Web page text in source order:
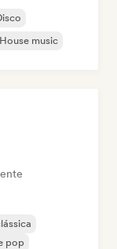
House music
pop